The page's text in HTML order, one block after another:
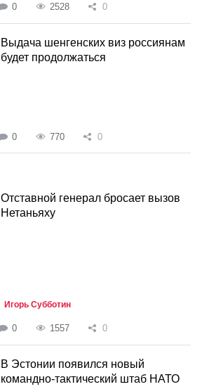
0 2528 0
Выдача шенгенских виз россиянам
будет продолжаться
0 770 0
Отставной генерал бросает вызов
Нетаньяху
Игорь Субботин
0 1557 0
В Эстонии появился новый
командно-тактический штаб НАТО